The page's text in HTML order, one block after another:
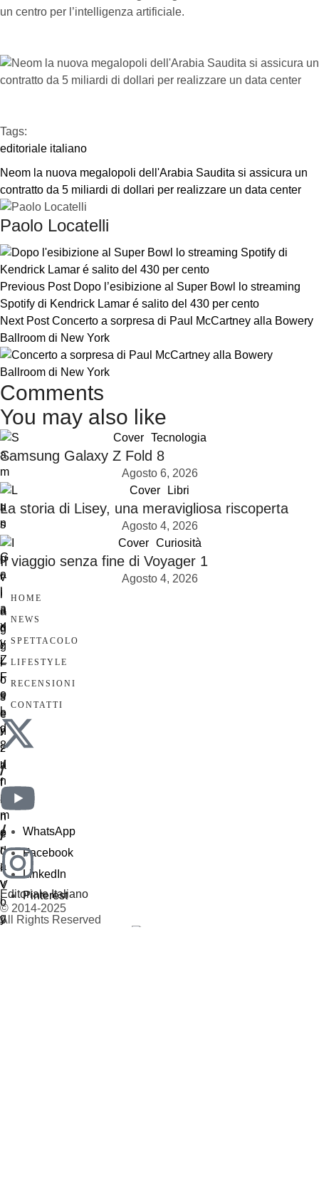
un centro per l’intelligenza artificiale.
Tags:
editoriale italiano
Neom la nuova megalopoli dell'Arabia Saudita si assicura un
contratto da 5 miliardi di dollari per realizzare un data center
Paolo Locatelli
Previous Post Dopo l’esibizione al Super Bowl lo streaming
Spotify di Kendrick Lamar é salito del 430 per cento
Next Post Concerto a sorpresa di Paul McCartney alla Bowery
Ballroom di New York
Comments
You may also like
Cover Tecnologia
Samsung Galaxy Z Fold 8
Agosto 6, 2026
Cover
Libri
La storia di Lisey, una meravigliosa riscoperta
Agosto 4, 2026
Cover
Curiosità
Il viaggio senza fine di Voyager 1
Agosto 4, 2026
HOME
NEWS
SPETTACOLO
LIFESTYLE
RECENSIONI
CONTATTI
/
/
Editoriale Italiano
© 2014-2025
All Rights Reserved
WhatsApp
Facebook
LinkedIn
Pinterest